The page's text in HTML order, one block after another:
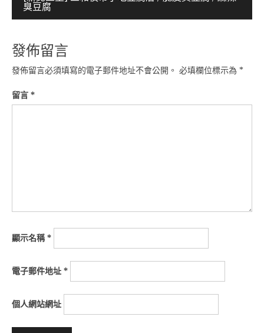
覽臭豆腐
發佈留言
發佈留言必須填寫的電子郵件地址不會公開。 必填欄位標示為 *
留言 *
顯示名稱*
電子郵件地址 *
個人網站網址